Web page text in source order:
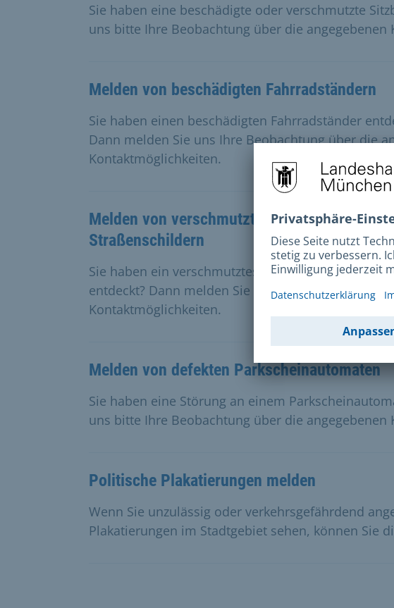
Sie haben eine beschädigte oder verschmutzte
uns bitte Ihre Beobachtung über die angegebenen
Melden von beschädigten Fahrradständern
Sie haben einen beschädigten Fahrradständer
Dann melden Sie uns Ihre Beobachtung über die
Kontaktmöglichkeiten.
Melden von verschmutzten oder
Straßenschildern
Sie haben ein verschmutztes oder beschädigtes
entdeckt? Dann melden Sie uns Ihre Beobachtung
Kontaktmöglichkeiten.
Melden von defekten Parkscheinautomaten
Sie haben eine Störung an einem
uns bitte Ihre Beobachtung über die angegebenen
Politische Plakatierungen melden
Wenn Sie unzulässig oder verkehrsgefährdend
Plakatierungen im Stadtgebiet sehen, können Sie